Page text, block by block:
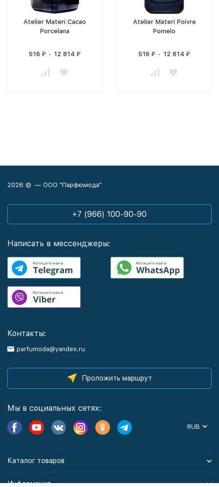
Atelier Materi Cacao
Porcelana
516 ₽ - 12 814 ₽
Atelier Materi Poivre
Pomelo
516 ₽ - 12 814 ₽
2026 © — ООО "Парфюмода"
+7 (966) 100-90-90
Написать в мессенджеры:
Контакты:
parfumoda@yandex.ru
Проложить маршрут
Мы в социальных сетях:
RUB
Каталог товаров
Информация